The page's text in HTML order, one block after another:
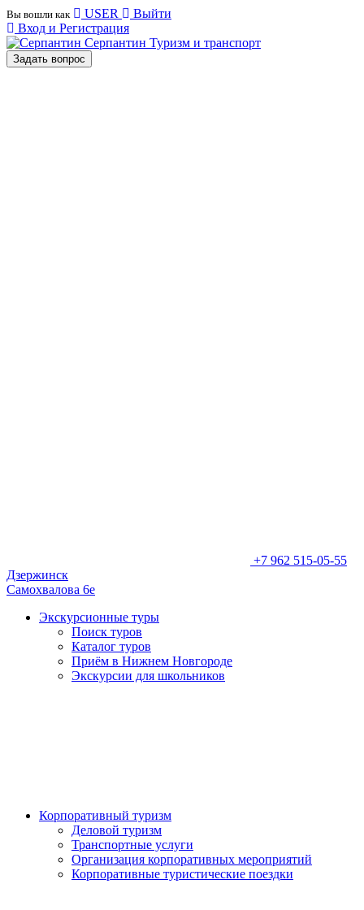
Вы вошли как USER
Выйти
Вход и Регистрация
Серпантин Туризм и транспорт
Задать вопрос
+7 962 515-05-55
Дзержинск
Самохвалова 6е
Экскурсионные туры
Поиск туров
Каталог туров
Приём в Нижнем Новгороде
Экскурсии для школьников
Корпоративный туризм
Деловой туризм
Транспортные услуги
Организация корпоративных мероприятий
Корпоративные туристические поездки